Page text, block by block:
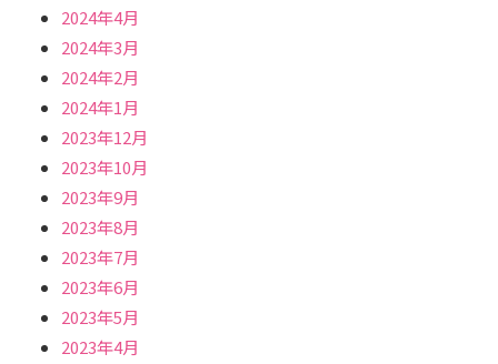
2024年4月
2024年3月
2024年2月
2024年1月
2023年12月
2023年10月
2023年9月
2023年8月
2023年7月
2023年6月
2023年5月
2023年4月